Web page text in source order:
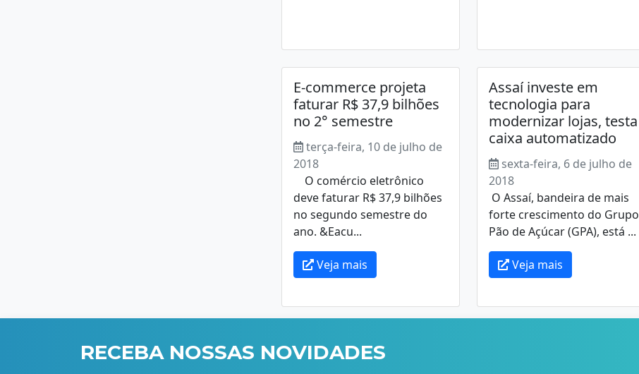
E-commerce projeta
faturar R$ 37,9 bilhões
no 2° semestre
terça-feira, 10 de julho de
2018
O comércio eletrônico
deve faturar R$ 37,9 bilhões
no segundo semestre do
ano. &Eacu...
Veja mais
Assaí investe em
tecnologia para
modernizar lojas, testa
caixa automatizado
sexta-feira, 6 de julho de
2018
O Assaí, bandeira de mais
forte crescimento do Grupo
Pão de Açúcar (GPA), está ...
Veja mais
RECEBA NOSSAS NOVIDADES